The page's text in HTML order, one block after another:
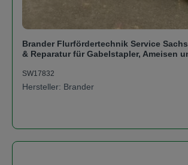
Brander Flurfördertechnik Service
& Reparatur für Gabelstapler, Ameisen
SW17832
Hersteller: Brander